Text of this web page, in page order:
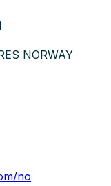
NORWAY
no